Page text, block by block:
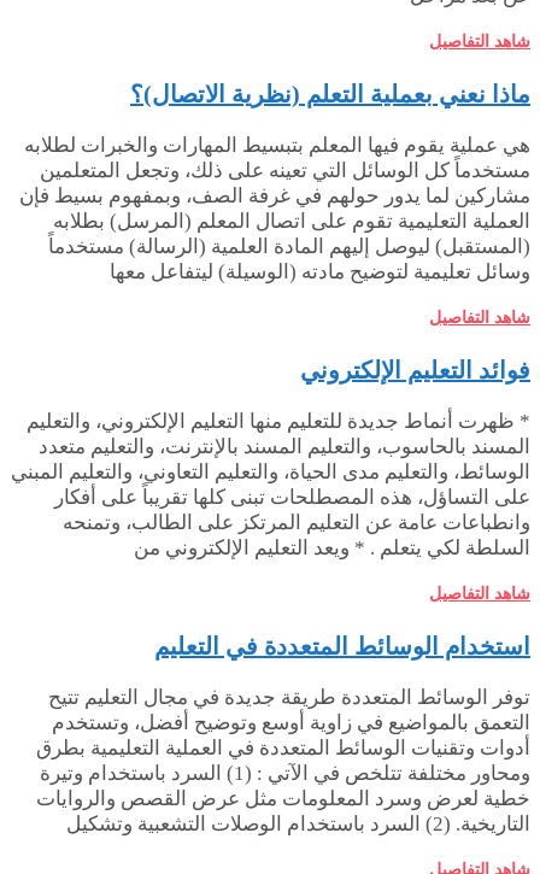
شاهد التفاصيل
ماذا نعني بعملية التعلم (نظرية الاتصال)؟
هي عملية يقوم فيها المعلم بتبسيط المهارات والخبرات لطلابه
مستخدماً كل الوسائل التي تعينه على ذلك، وتجعل المتعلمين
مشاركين لما يدور حولهم في غرفة الصف، وبمفهوم بسيط فإن
العملية التعليمية تقوم على اتصال المعلم (المرسل) بطلابه
(المستقبل) ليوصل إليهم المادة العلمية (الرسالة) مستخدماً
وسائل تعليمية لتوضيح مادته (الوسيلة) ليتفاعل معها
شاهد التفاصيل
فوائد التعليم الإلكتروني
* ظهرت أنماط جديدة للتعليم منها التعليم الإلكتروني، والتعليم
المسند بالحاسوب، والتعليم المسند بالإنترنت، والتعليم متعدد
الوسائط، والتعليم مدى الحياة، والتعليم التعاوني، والتعليم المبني
على التساؤل، هذه المصطلحات تبنى كلها تقريباً على أفكار
وانطباعات عامة عن التعليم المرتكز على الطالب، وتمنحه
السلطة لكي يتعلم . * ويعد التعليم الإلكتروني من
شاهد التفاصيل
استخدام الوسائط المتعددة في التعليم
توفر الوسائط المتعددة طريقة جديدة في مجال التعليم تتيح
التعمق بالمواضيع في زاوية أوسع وتوضيح أفضل، وتستخدم
أدوات وتقنيات الوسائط المتعددة في العملية التعليمية بطرق
ومحاور مختلفة تتلخص في الآتي : (1) السرد باستخدام وتيرة
خطية لعرض وسرد المعلومات مثل عرض القصص والروايات
التاريخية. (2) السرد باستخدام الوصلات التشعبية وتشكيل
شاهد التفاصيل